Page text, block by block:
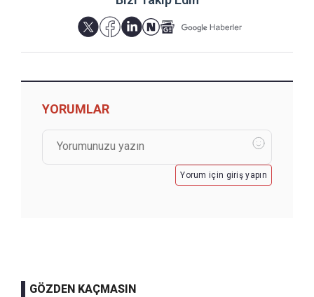
YORUMLAR
Yorum için giriş yapın
GÖZDEN KAÇMASIN